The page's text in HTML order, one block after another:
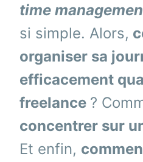
time
si simple. Alors,
organiser sa
efficacement
freelance ?
concentrer sur
Et enfin,